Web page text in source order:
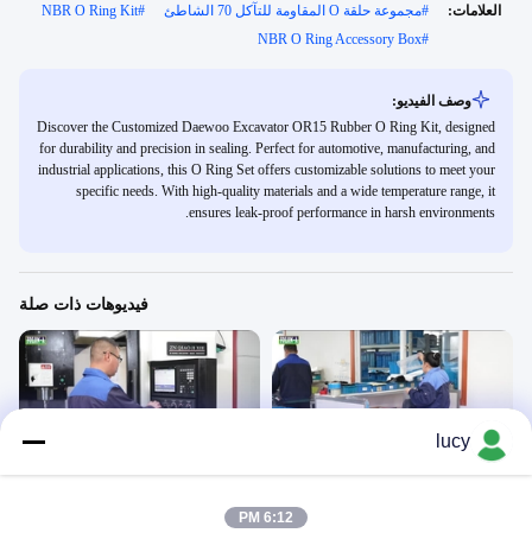
العلامات: #مجموعة حلقة O المقاومة للتآكل 70 الشاطئ #
NBR O Ring Kit
#
NBR O Ring Accessory Box
وصف الفيديو:
Discover the Customized Daewoo Excavator OR15 Rubber O Ring Kit, designed
for durability and precision in sealing. Perfect for automotive, manufacturing, and
industrial applications, this O Ring Set offers customizable solutions to meet your
specific needs. With high-quality materials and a wide temperature range, it
ensures leak-proof performance in harsh environments.
فيديوهات ذات صلة
00:11
فيديو - صناعة العمل
lucy
6:12 PM